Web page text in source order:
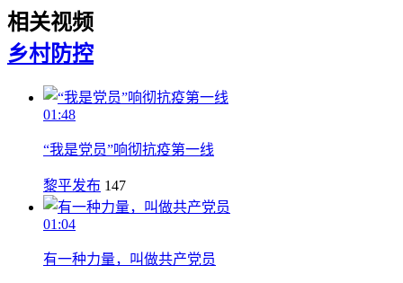
相关视频
乡村防控
01:48
“我是党员”响彻抗疫第一线
黎平发布 147
01:04
有一种力量，叫做共产党员